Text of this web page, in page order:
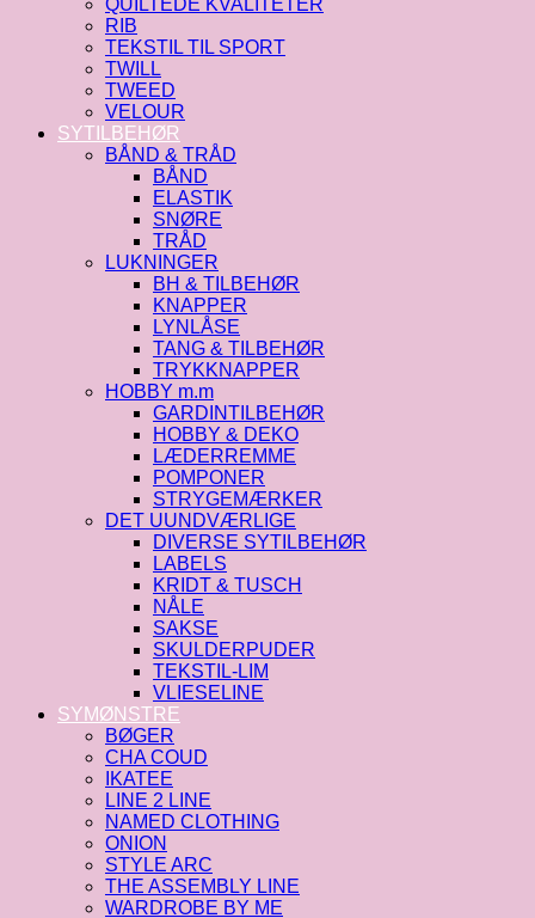
QUILTEDE KVALITETER
RIB
TEKSTIL TIL SPORT
TWILL
TWEED
VELOUR
SYTILBEHØR
BÅND & TRÅD
BÅND
ELASTIK
SNØRE
TRÅD
LUKNINGER
BH & TILBEHØR
KNAPPER
LYNLÅSE
TANG & TILBEHØR
TRYKKNAPPER
HOBBY m.m
GARDINTILBEHØR
HOBBY & DEKO
LÆDERREMME
POMPONER
STRYGEMÆRKER
DET UUNDVÆRLIGE
DIVERSE SYTILBEHØR
LABELS
KRIDT & TUSCH
NÅLE
SAKSE
SKULDERPUDER
TEKSTIL-LIM
VLIESELINE
SYMØNSTRE
BØGER
CHA COUD
IKATEE
LINE 2 LINE
NAMED CLOTHING
ONION
STYLE ARC
THE ASSEMBLY LINE
WARDROBE BY ME